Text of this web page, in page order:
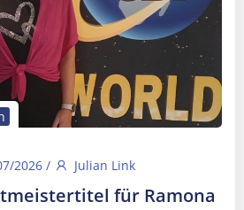
2026 / Julian Link
für Ramona